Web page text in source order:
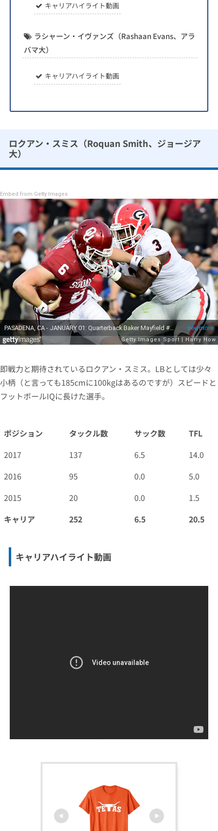
キャリアハイライト動画
ラシャーン・イヴァンズ（Rashaan Evans、アラ
バマ大）
キャリアハイライト動画
ロクアン・スミス（Roquan Smith、ジョージア
大）
Embed from Getty Images
即戦力と期待されているロクアン・スミス。LBとしては少々
小柄（と言っても185cmに100kgはあるのですが）スピードと
フットボールIQに長けた選手。
ポジション タックル数 サック数
TFL
2017
137 6.5
14.0
2016
95 0.0
5.0
2015
20 0.0
1.5
キャリア
252 6.5 20.5
キャリアハイライト動画